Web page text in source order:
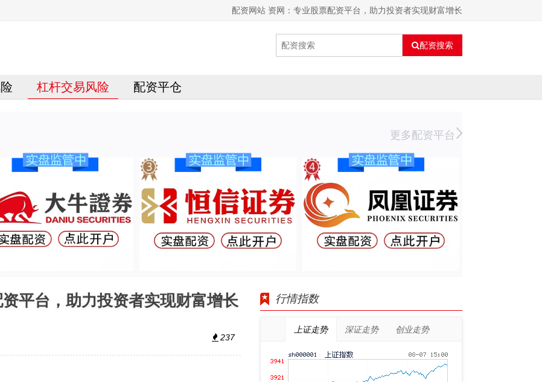
配资网站 资网：专业股票配资平台，助力投资者实现财富增长
配资搜索
杠杆交易风险 配资平仓
更多配资平台
平台，助力投资者实现财富增长
237
行情指数
上证走势 深证走势 创业走势